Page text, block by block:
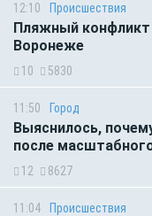
12:10 Происшествия
Пляжный конфликт
Воронеже
10 5830
11:50 Город
Выяснилось,
после
12 8627
11:04 Происшествия